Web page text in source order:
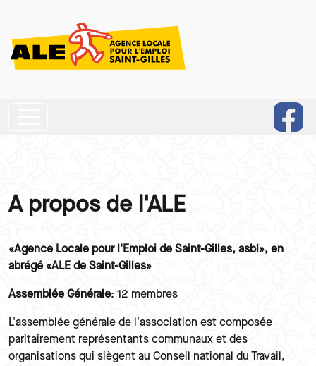
Paragraphes
A propos de l'ALE
Texte
«Agence Locale pour l'Emploi de Saint-Gilles, asbl», en
abrégé «ALE de Saint-Gilles»
Assemblée Générale: 12 membres
L'assemblée générale de l'association est composée
paritairement représentants communaux et des
organisations qui siègent au Conseil national du Travail,